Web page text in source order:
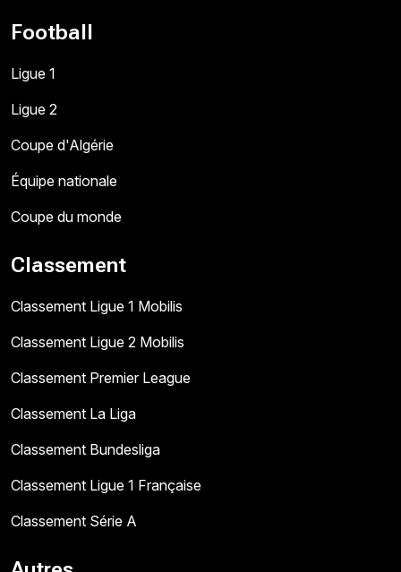
Football
Ligue 1
Ligue 2
Coupe d'Algérie
Équipe nationale
Coupe du monde
Classement
Classement Ligue 1 Mobilis
Classement Ligue 2 Mobilis
Classement Premier League
Classement La Liga
Classement Bundesliga
Classement Ligue 1 Française
Classement Série A